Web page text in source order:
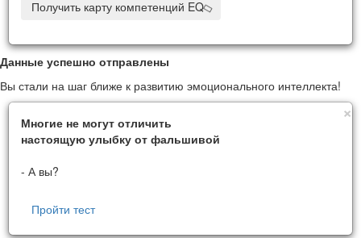
Получить карту компетенций EQ
Данные успешно отправлены
Вы стали на шаг ближе к развитию эмоционального интеллекта!
×
Многие не могут отличить
настоящую улыбку от фальшивой
- А вы?
Пройти тест